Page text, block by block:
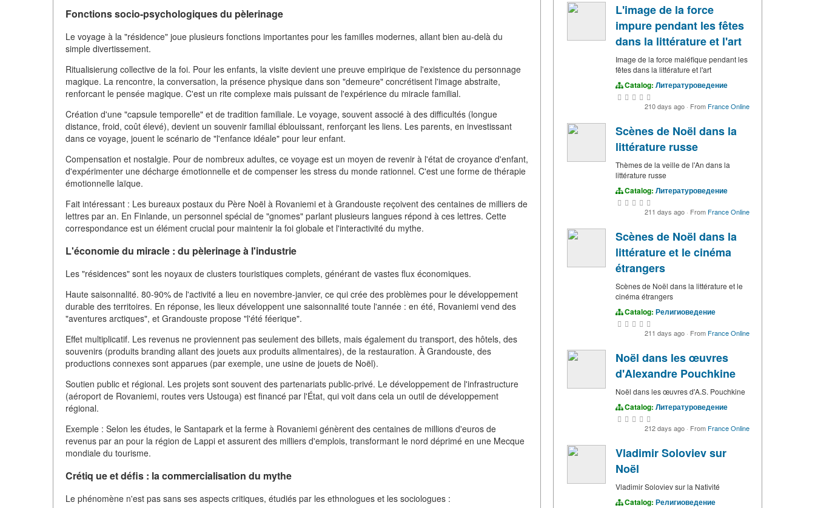
Fonctions socio-psychologiques du pèlerinage
Le voyage à la "résidence" joue plusieurs fonctions importantes pour les familles modernes, allant bien au-delà du
simple divertissement.
Ritualisierung collective de la foi. Pour les enfants, la visite devient une preuve empirique de l'existence du personnage
magique. La rencontre, la conversation, la présence physique dans son "demeure" concrétisent l'image abstraite,
renforcant le pensée magique. C'est un rite complexe mais puissant de l'expérience du miracle familial.
Création d'une "capsule temporelle" et de tradition familiale. Le voyage, souvent associé à des difficultés (longue
distance, froid, coût élevé), devient un souvenir familial éblouissant, renforçant les liens. Les parents, en investissant
dans ce voyage, jouent le scénario de "l'enfance idéale" pour leur enfant.
Compensation et nostalgie. Pour de nombreux adultes, ce voyage est un moyen de revenir à l'état de croyance d'enfant,
d'expérimenter une décharge émotionnelle et de compenser les stress du monde rationnel. C'est une forme de thérapie
émotionnelle laïque.
Fait intéressant : Les bureaux postaux du Père Noël à Rovaniemi et à Grandouste reçoivent des centaines de milliers de
lettres par an. En Finlande, un personnel spécial de "gnomes" parlant plusieurs langues répond à ces lettres. Cette
correspondance est un élément crucial pour maintenir la foi globale et l'interactivité du mythe.
L'économie du miracle : du pèlerinage à l'industrie
Les "résidences" sont les noyaux de clusters touristiques complets, générant de vastes flux économiques.
Haute saisonnalité. 80-90% de l'activité a lieu en novembre-janvier, ce qui crée des problèmes pour le développement
durable des territoires. En réponse, les lieux développent une saisonnalité toute l'année : en été, Rovaniemi vend des
"aventures arctiques", et Grandouste propose "l'été féerique".
Effet multiplicatif. Les revenus ne proviennent pas seulement des billets, mais également du transport, des hôtels, des
souvenirs (produits branding allant des jouets aux produits alimentaires), de la restauration. À Grandouste, des
productions connexes sont apparues (par exemple, une usine de jouets de Noël).
Soutien public et régional. Les projets sont souvent des partenariats public-privé. Le développement de l'infrastructure
(aéroport de Rovaniemi, routes vers Ustouga) est financé par l'État, qui voit dans cela un outil de développement
régional.
Exemple : Selon les études, le Santapark et la ferme à Rovaniemi génèrent des centaines de millions d'euros de
revenus par an pour la région de Lappi et assurent des milliers d'emplois, transformant le nord déprimé en une Mecque
mondiale du tourisme.
Crétiq ue et défis : la commercialisation du mythe
Le phénomène n'est pas sans ses aspects critiques, étudiés par les ethnologues et les sociologues :
L'image de la force
impure pendant les fêtes
dans la littérature et l'art
Image de la force maléfique pendant les
fêtes dans la littérature et l'art
Catalog: Литературоведение
210 days ago · From France Online
Scènes de Noël dans la
littérature russe
Thèmes de la veille de l'An dans la
littérature russe
Catalog: Литературоведение
211 days ago · From France Online
Scènes de Noël dans la
littérature et le cinéma
étrangers
Scènes de Noël dans la littérature et le
cinéma étrangers
Catalog: Религиоведение
211 days ago · From France Online
Noël dans les œuvres
d'Alexandre Pouchkine
Noël dans les œuvres d'A.S. Pouchkine
Catalog: Литературоведение
212 days ago · From France Online
Vladimir Soloviev sur
Noël
Vladimir Soloviev sur la Nativité
Catalog: Религиоведение